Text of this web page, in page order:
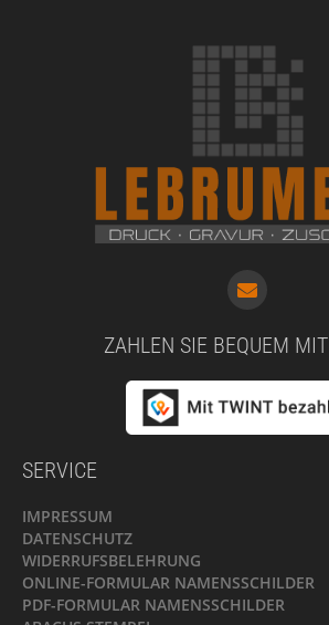
ZAHLEN SIE BEQUEM
SERVICE
IMPRESSUM
DATENSCHUTZ
WIDERRUFSBELEHRUNG
ONLINE-FORMULAR NAMENSSCHILDER
PDF-FORMULAR NAMENSSCHILDER